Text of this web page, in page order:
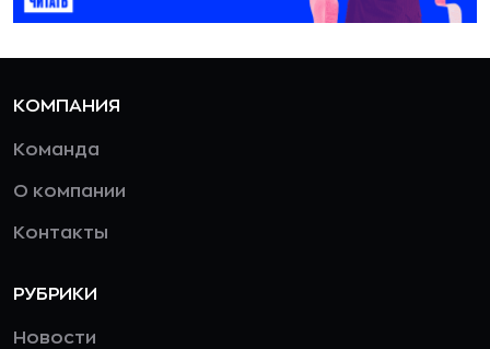
КОМПАНИЯ
Команда
О компании
Контакты
РУБРИКИ
Новости